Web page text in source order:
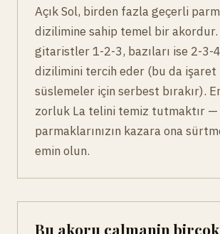
Açık Sol, birden fazla geçerli
dizilimine sahip temel bir akordur.
gitaristler 1-2-3, bazıları ise 2-3-
dizilimini tercih eder (bu da işaret
süslemeler için serbest bırakır).
zorluk La telini temiz tutmaktır —
parmaklarınızın kazara ona
emin olun.
Bu akoru çalmanin